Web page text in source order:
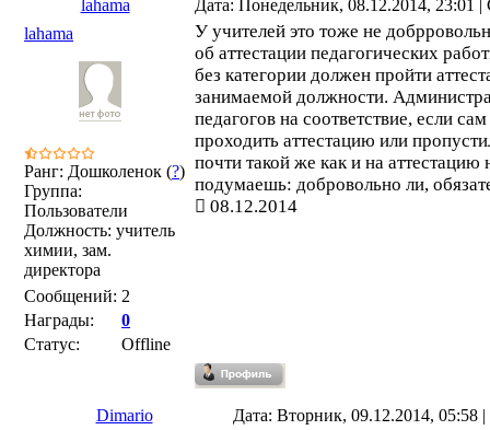
lahama
Дата: Понедельник, 08.12.2014, 23:01
lahama
Ранг: Дошколенок (?)
Группа:
Пользователи
Должность: учитель
химии, зам.
директора
Сообщений: 2
Награды:
0
Статус:
Offline
У учителей это тоже не
об аттестации педагогических
без категории должен пройти
занимаемой должности.
педагогов на соответствие, если
проходить аттестацию или
почти такой же как и на аттестацию
подумаешь: добровольно ли,
08.12.2014
Dimario
Дата: Вторник, 09.12.2014,